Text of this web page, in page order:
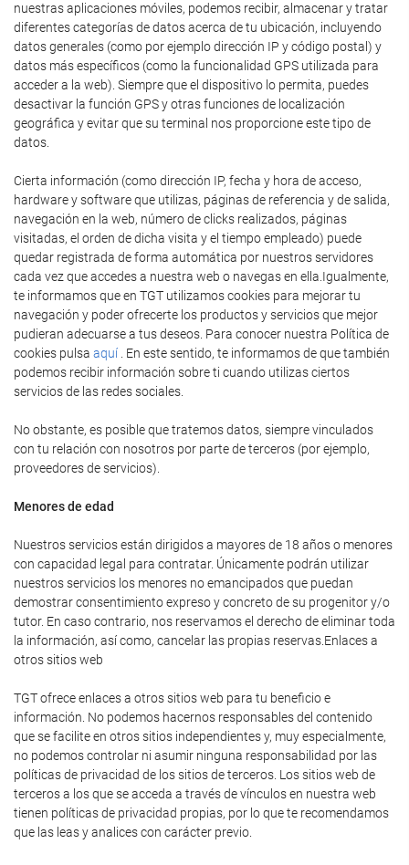
nuestras aplicaciones móviles, podemos recibir, almacenar y tratar
diferentes categorías de datos acerca de tu ubicación, incluyendo
datos generales (como por ejemplo dirección IP y código postal) y
datos más específicos (como la funcionalidad GPS utilizada para
acceder a la web). Siempre que el dispositivo lo permita, puedes
desactivar la función GPS y otras funciones de localización
geográfica y evitar que su terminal nos proporcione este tipo de
datos.
Cierta información (como dirección IP, fecha y hora de acceso,
hardware y software que utilizas, páginas de referencia y de salida,
navegación en la web, número de clicks realizados, páginas
visitadas, el orden de dicha visita y el tiempo empleado) puede
quedar registrada de forma automática por nuestros servidores
cada vez que accedes a nuestra web o navegas en ella.Igualmente,
te informamos que en TGT utilizamos cookies para mejorar tu
navegación y poder ofrecerte los productos y servicios que mejor
pudieran adecuarse a tus deseos. Para conocer nuestra Política de
cookies pulsa aquí . En este sentido, te informamos de que también
podemos recibir información sobre ti cuando utilizas ciertos
servicios de las redes sociales.
No obstante, es posible que tratemos datos, siempre vinculados
con tu relación con nosotros por parte de terceros (por ejemplo,
proveedores de servicios).
Menores de edad
Nuestros servicios están dirigidos a mayores de 18 años o menores
con capacidad legal para contratar. Únicamente podrán utilizar
nuestros servicios los menores no emancipados que puedan
demostrar consentimiento expreso y concreto de su progenitor y/o
tutor. En caso contrario, nos reservamos el derecho de eliminar toda
la información, así como, cancelar las propias reservas.Enlaces a
otros sitios web
TGT ofrece enlaces a otros sitios web para tu beneficio e
información. No podemos hacernos responsables del contenido
que se facilite en otros sitios independientes y, muy especialmente,
no podemos controlar ni asumir ninguna responsabilidad por las
políticas de privacidad de los sitios de terceros. Los sitios web de
terceros a los que se acceda a través de vínculos en nuestra web
tienen políticas de privacidad propias, por lo que te recomendamos
que las leas y analices con carácter previo.